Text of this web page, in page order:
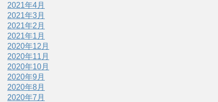
2021年4月
2021年3月
2021年2月
2021年1月
2020年12月
2020年11月
2020年10月
2020年9月
2020年8月
2020年7月